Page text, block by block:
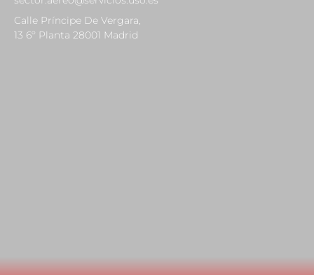
Calle Príncipe De Vergara,
13 6º Planta 28001 Madrid